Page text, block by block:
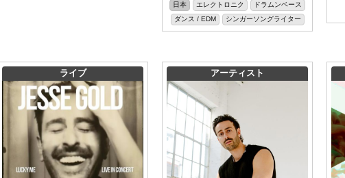
日本 エレクトロニク
ドラムンベース
ダンス / EDM
シンガーソングライター
ライブ アーティスト